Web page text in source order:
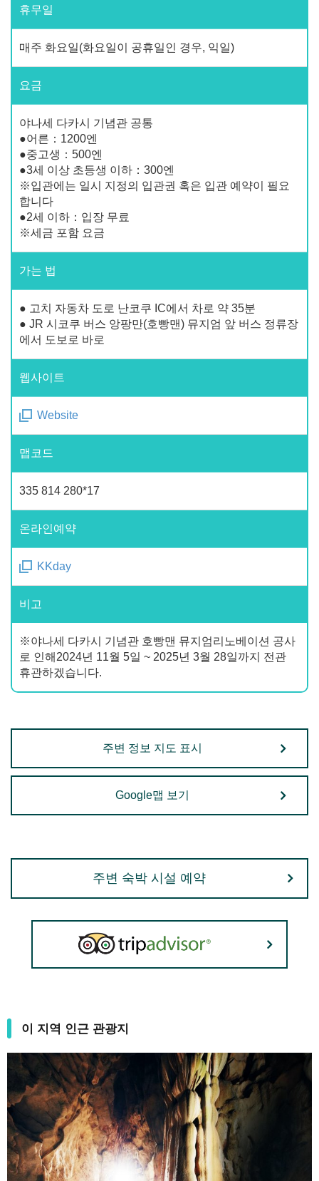
휴무일
매주 화요일(화요일이 공휴일인 경우, 익일)
요금
야나세 다카시 기념관 공통
●어른：1200엔
●중고생：500엔
●3세 이상 초등생 이하：300엔
※입관에는 일시 지정의 입관권 혹은 입관 예약이 필요
합니다
●2세 이하：입장 무료
※세금 포함 요금
가는 법
● 고치 자동차 도로 난코쿠 IC에서 차로 약 35분
● JR 시코쿠 버스 앙팡만(호빵맨) 뮤지엄 앞 버스 정류장
에서 도보로 바로
웹사이트
Website
맵코드
335 814 280*17
온라인예약
KKday
비고
※야나세 다카시 기념관 호빵맨 뮤지엄리노베이션 공사
로 인해2024년 11월 5일 ~ 2025년 3월 28일까지 전관
휴관하겠습니다.
주변 정보 지도 표시
Google맵 보기
주변 숙박 시설 예약
이 지역 인근 관광지